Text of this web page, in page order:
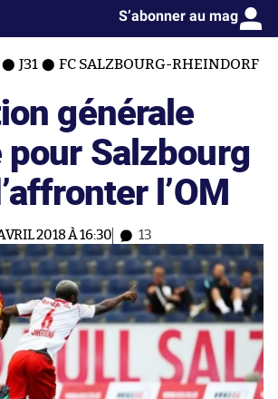
S’abonner au mag
J31
FC SALZBOURG-RHEINDORF
générale
Salzbourg
l’OM
2018 À 16:30 13